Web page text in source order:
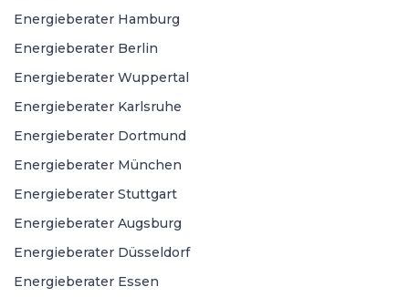
Energieberater Hamburg
Energieberater Berlin
Energieberater Wuppertal
Energieberater Karlsruhe
Energieberater Dortmund
Energieberater München
Energieberater Stuttgart
Energieberater Augsburg
Energieberater Düsseldorf
Energieberater Essen